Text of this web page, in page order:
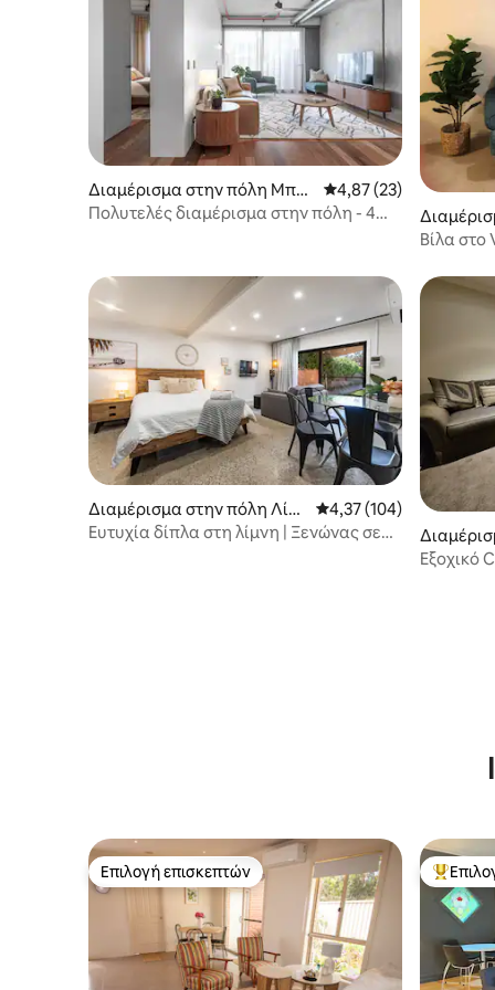
Διαμέρισμα στην πόλη Μπα
λαράτ Κεντρικό
Μέση βαθμολογία:
4,87 (23)
Πολυτελές διαμέρισμα στην πόλη - 4
ντον
Βίλα στο
Διαμέρισμα στην πόλη Λίμν
η Γουεντούρι
Μέση βαθμολογία: 4,37
4,37 (104)
Ευτυχία δίπλα στη λίμνη | Ξενώνας σε
an
Εξοχικό
Επιλογή επισκεπτών
Επιλογή επισκεπτών